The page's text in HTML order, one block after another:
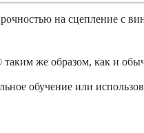
на сцепление с
же образом, как и
обучение или